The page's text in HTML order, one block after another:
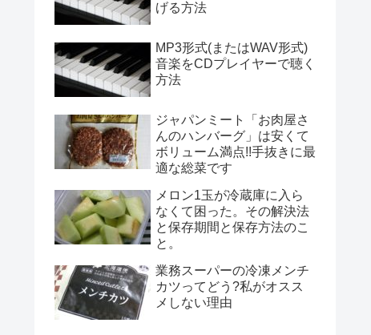
げる方法
MP3形式(またはWAV形式)
音楽をCDプレイヤーで聴く
方法
ジャパンミート「お肉屋さ
んのハンバーグ」は安くて
ボリューム満点!!手抜きに最
適な総菜です
メロン1玉が冷蔵庫に入ら
なくて困った。その解決法
と保存期間と保存方法のこ
と。
業務スーパーの冷凍メンチ
カツってどう?私がオスス
メしない理由